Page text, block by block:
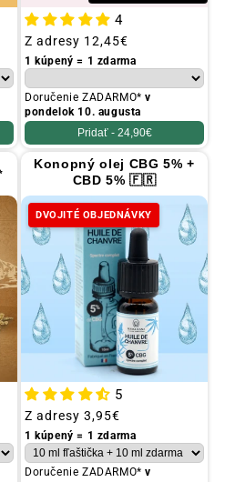
4
Obvyklá
cena
Z adresy 12,45€
1 kúpený = 1 zdarma
Doručenie ZADARMO*v
pondelok 10. augusta
Pridať - 24,90€
Konopný olej CBG 5% +
CBD 5% 🇫🇷
DVOJITÉ OBJEDNÁVKY
5
Obvyklá
cena
Z adresy 3,95€
1 kúpený = 1 zdarma
Doručenie ZADARMO*v